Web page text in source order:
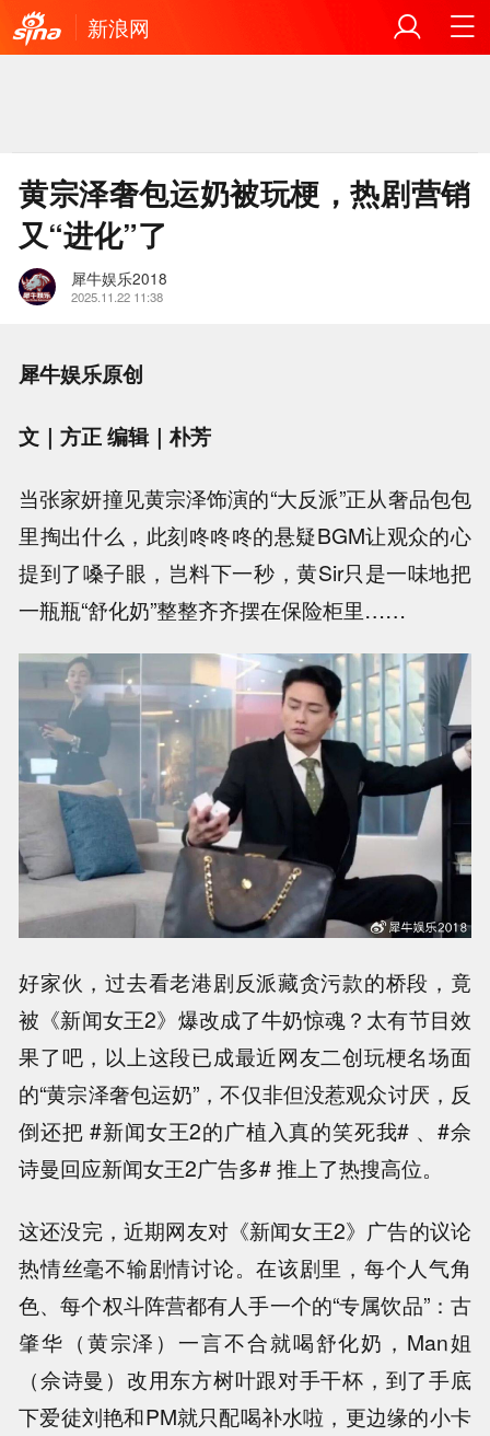
新浪网
黄宗泽奢包运奶被玩梗，热剧营销
又“进化”了
犀牛娱乐2018
2025.11.22 11:38
犀牛娱乐原创
文｜方正 编辑｜朴芳
当张家妍撞见黄宗泽饰演的“大反派”正从奢品包包
里掏出什么，此刻咚咚咚的悬疑BGM让观众的心
提到了嗓子眼，岂料下一秒，黄Sir只是一味地把
一瓶瓶“舒化奶”整整齐齐摆在保险柜里……
好家伙，过去看老港剧反派藏贪污款的桥段，竟
被《新闻女王2》爆改成了牛奶惊魂？太有节目效
果了吧，以上这段已成最近网友二创玩梗名场面
的“黄宗泽奢包运奶”，不仅非但没惹观众讨厌，反
倒还把 #新闻女王2的广植入真的笑死我# 、#佘
诗曼回应新闻女王2广告多# 推上了热搜高位。
这还没完，近期网友对《新闻女王2》广告的议论
热情丝毫不输剧情讨论。在该剧里，每个人气角
色、每个权斗阵营都有人手一个的“专属饮品”：古
肇华（黄宗泽）一言不合就喝舒化奶，Man姐
（佘诗曼）改用东方树叶跟对手干杯，到了手底
下爱徒刘艳和PM就只配喝补水啦，更边缘的小卡